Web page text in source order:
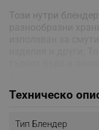
Този нутри
търсят бърз и
- Мощност: 1200 W
- Книга с рецепти
Техническо
Тип Блендер